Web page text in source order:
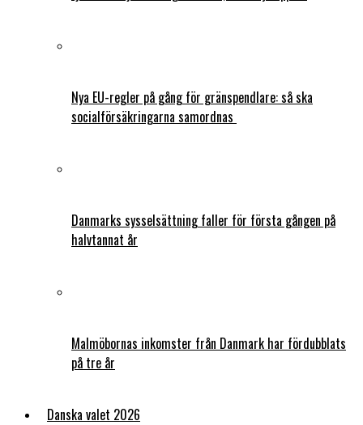
Nya EU-regler på gång för gränspendlare: så ska
socialförsäkringarna samordnas
Danmarks sysselsättning faller för första gången på
halvtannat år
Malmöbornas inkomster från Danmark har fördubblats
på tre år
Danska valet 2026